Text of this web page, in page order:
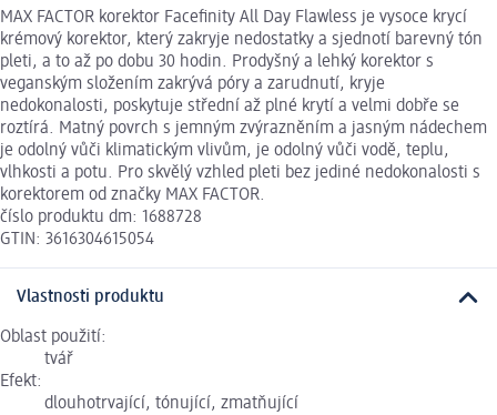
MAX FACTOR korektor Facefinity All Day Flawless je vysoce krycí
krémový korektor, který zakryje nedostatky a sjednotí barevný tón
pleti, a to až po dobu 30 hodin. Prodyšný a lehký korektor s
veganským složením zakrývá póry a zarudnutí, kryje
nedokonalosti, poskytuje střední až plné krytí a velmi dobře se
roztírá. Matný povrch s jemným zvýrazněním a jasným nádechem
je odolný vůči klimatickým vlivům, je odolný vůči vodě, teplu,
vlhkosti a potu. Pro skvělý vzhled pleti bez jediné nedokonalosti s
korektorem od značky MAX FACTOR.
číslo produktu dm: 1688728
GTIN: 3616304615054
Vlastnosti produktu
Oblast použití:
tvář
Efekt:
dlouhotrvající, tónující, zmatňující